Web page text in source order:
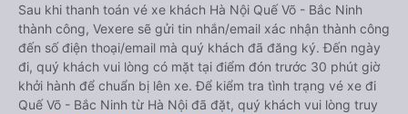
Sau khi thanh toán vé xe khách Hà Nội Quế Võ - Bắc Ninh
thành công, Vexere sẽ gửi tin nhắn/email xác nhận thành công
đến số điện thoại/email mà quý khách đã đăng ký. Đến ngày
đi, quý khách vui lòng có mặt tại điểm đón trước 30 phút giờ
khởi hành để chuẩn bị lên xe. Để kiểm tra tình trạng vé xe đi
Quế Võ - Bắc Ninh từ Hà Nội đã đặt, quý khách vui lòng truy